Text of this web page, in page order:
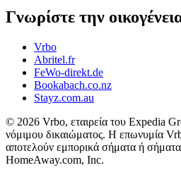
Γνωρίστε την
Vrbo
Abritel.fr
FeWo-direkt.de
Bookabach.co.nz
Stayz.com.au
© 2026 Vrbo, εταιρεία του Expedia
νόμιμου δικαιώματος. Η επωνυμία
αποτελούν εμπορικά σήματα ή σήματα
HomeAway.com, Inc.